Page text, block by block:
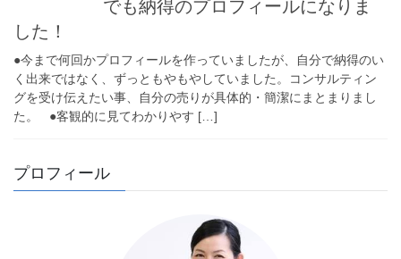
でも納得のプロフィールになりま
した！
●今まで何回かプロフィールを作っていましたが、自分で納得のい
く出来ではなく、ずっともやもやしていました。コンサルティン
グを受け伝えたい事、自分の売りが具体的・簡潔にまとまりまし
た。 ●客観的に見てわかりやす […]
プロフィール